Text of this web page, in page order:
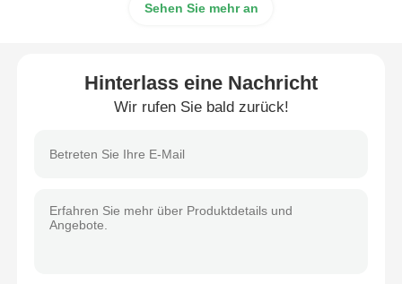
Sehen Sie mehr an
Hinterlass eine Nachricht
Wir rufen Sie bald zurück!